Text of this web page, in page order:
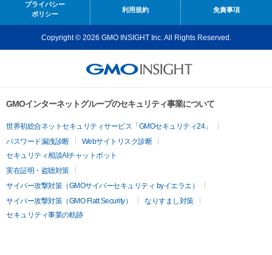
プライバシー
ポリシー
利用規約 免責事項
Copyright © 2026 GMO INSIGHT Inc. All Rights Reserved.
GMOインターネットグループのセキュリティ事業について
世界初総合ネットセキュリティサービス「GMOセキュリティ24」
パスワード漏洩診断
Webサイトリスク診断
セキュリティ相談AIチャットボット
実在証明・盗聴対策
サイバー攻撃対策（GMOサイバーセキュリティ byイエラエ）
サイバー攻撃対策（GMO Flatt Security）
なりすまし対策
セキュリティ事業の軌跡